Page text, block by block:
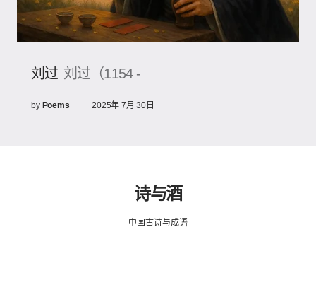
刘过 刘过（1154 -
by Poems 2025年 7月 30日
诗与酒
中国古诗与成语